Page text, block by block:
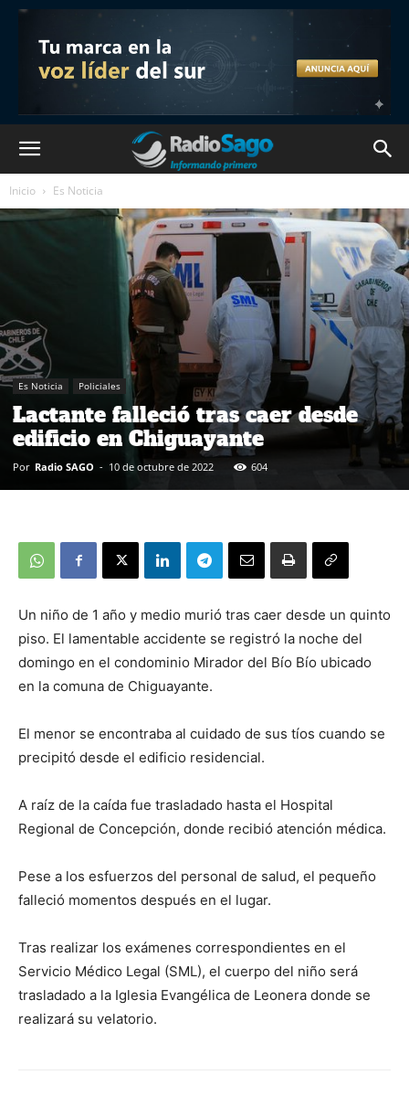
Inicio Es Noticia
Es Noticia Policiales
Lactante falleció tras caer desde
edificio en Chiguayante
Por Radio SAGO - 10 de octubre de 2022 604
Un niño de 1 año y medio murió tras caer desde un quinto
piso. El lamentable accidente se registró la noche del
domingo en el condominio Mirador del Bío Bío ubicado
en la comuna de Chiguayante.
El menor se encontraba al cuidado de sus tíos cuando se
precipitó desde el edificio residencial.
A raíz de la caída fue trasladado hasta el Hospital
Regional de Concepción, donde recibió atención médica.
Pese a los esfuerzos del personal de salud, el pequeño
falleció momentos después en el lugar.
Tras realizar los exámenes correspondientes en el
Servicio Médico Legal (SML), el cuerpo del niño será
trasladado a la Iglesia Evangélica de Leonera donde se
realizará su velatorio.